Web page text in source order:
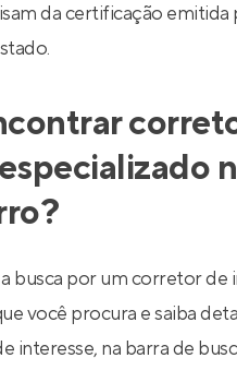
da certificação emitida
busca por um corretor de
você procura e saiba
interesse, na barra de